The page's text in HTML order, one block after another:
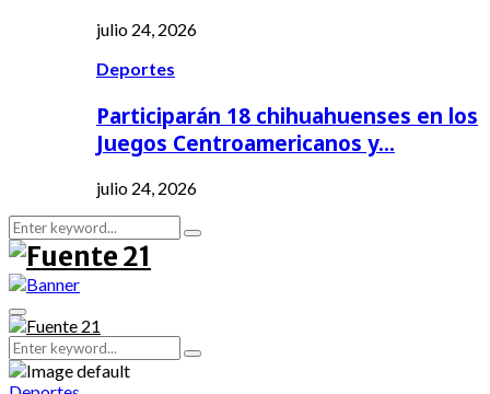
julio 24, 2026
Deportes
Participarán 18 chihuahuenses en los
Juegos Centroamericanos y…
julio 24, 2026
Search
for:
Search
Primary
Menu
Search
for:
Search